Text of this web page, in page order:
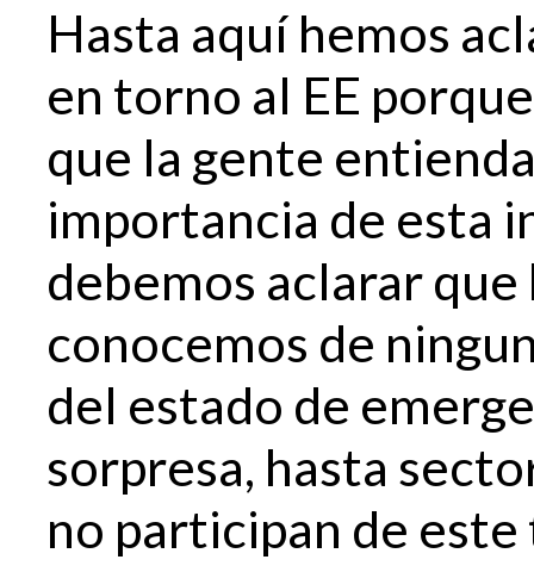
Hasta aquí hemos
en torno al EE
que la gente
importancia de esta
debemos aclarar
conocemos de
del estado de
sorpresa, hasta
no participan de